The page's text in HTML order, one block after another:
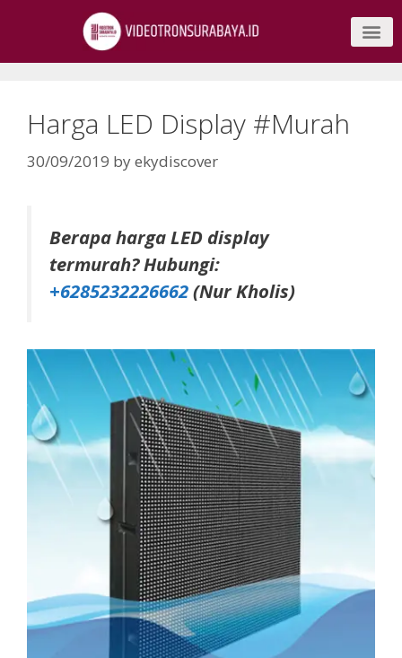
Harga LED Display #Murah
30/09/2019 byekydiscover
Berapa harga LED display
termurah? Hubungi:
+6285232226662(Nur Kholis)